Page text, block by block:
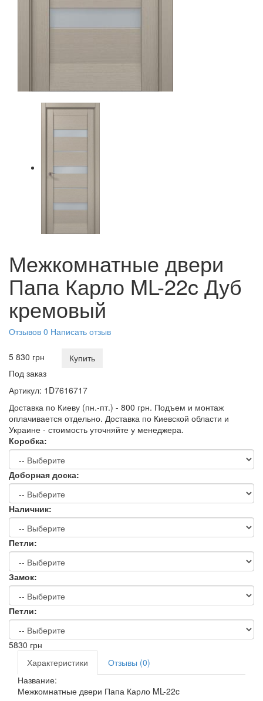
Межкомнатные двери
Папа Карло ML-22c Дуб
кремовый
Отзывов 0 Написать отзыв
5 830 грн
Купить
Под заказ
Артикул: 1D7616717
Доставка по Киеву (пн.-пт.) - 800 грн. Подъем и монтаж
оплачивается отдельно. Доставка по Киевской области и
Украине - стоимость уточняйте у менеджера.
Коробка:
Доборная доска:
Наличник:
Петли:
Замок:
Петли:
5830 грн
Характеристики
Отзывы (0)
Название:
Межкомнатные двери Папа Карло ML-22c